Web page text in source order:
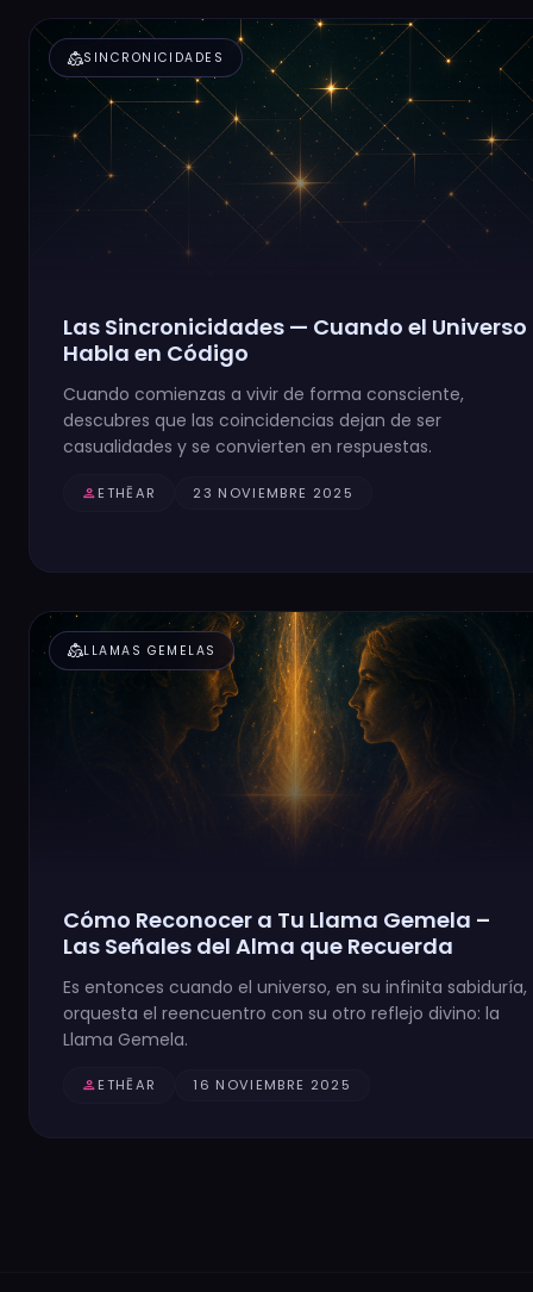
diversity_2SINCRONICIDADES
Las Sincronicidades — Cuando el Universo
Habla en Código
Cuando comienzas a vivir de forma consciente,
descubres que las coincidencias dejan de ser
casualidades y se convierten en respuestas.
personETHĒAR 23 NOVIEMBRE 2025
diversity_2LLAMAS GEMELAS
Cómo Reconocer a Tu Llama Gemela –
Las Señales del Alma que Recuerda
Es entonces cuando el universo, en su infinita sabiduría,
orquesta el reencuentro con su otro reflejo divino: la
Llama Gemela.
personETHĒAR 16 NOVIEMBRE 2025